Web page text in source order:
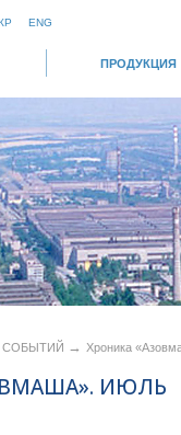
ENG
ПРОДУКЦИЯ
СОБЫТИЙ → Хроника
ИЮЛЬ